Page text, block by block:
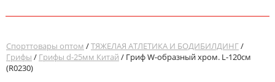
Спорттовары оптом /ТЯЖЕЛАЯ АТЛЕТИКА И БОДИБИЛДИНГ/
Грифы / Грифы d-25мм Китай / Гриф W-образный хром. L-120см
(R0230)